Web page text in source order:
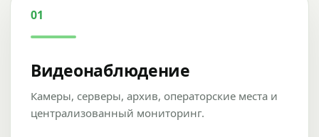
01
Видеонаблюдение
Камеры, серверы, архив, операторские места и
централизованный мониторинг.